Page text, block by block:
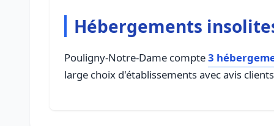
Hébergements
Pouligny-Notre-Dame compte3
large choix d'établissements avec avis